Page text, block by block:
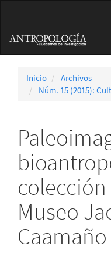
principal
Barra
Inicio
Archivos
Núm. 15 (2015):
colección
Museo
Caamaño